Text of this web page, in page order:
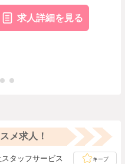
求人詳細を見る
メ求人！
タッフサービス キープ